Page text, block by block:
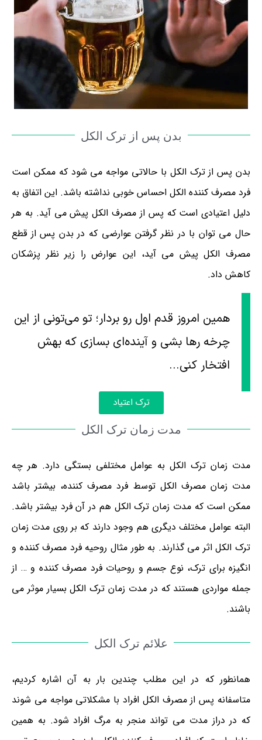
بدن پس از ترک الکل
بدن پس از ترک الکل با حالاتی مواجه می شود که ممکن است
فرد مصرف کننده الکل احساس خوبی نداشته باشد. این اتفاق به
دلیل اعتیادی است که پس از مصرف الکل پیش می آید. به هر
حال می توان با در نظر گرفتن عوارضی که در بدن پس از قطع
مصرف الکل پیش می آید، این عوارض را زیر نظر پزشکان
کاهش داد.
همین امروز قدم اول رو بردار؛ تو می‌تونی از این
چرخه رها بشی و آینده‌ای بسازی که بهش
افتخار کنی...
ترک اعتیاد
مدت زمان ترک الکل
مدت زمان ترک الکل به عوامل مختلفی بستگی دارد. هر چه
مدت زمان مصرف الکل توسط فرد مصرف کننده، بیشتر باشد
ممکن است که مدت زمان ترک الکل هم در آن فرد بیشتر باشد.
البته عوامل مختلف دیگری هم وجود دارند که بر روی مدت زمان
ترک الکل اثر می گذارند. به طور مثال روحیه فرد مصرف کننده و
انگیزه برای ترک، نوع جسم و روحیات فرد مصرف کننده و … از
جمله مواردی هستند که در مدت زمان ترک الکل بسیار موثر می
باشند.
علائم ترک الکل
همانطور که در این مطلب چندین بار به آن اشاره کردیم،
متاسفانه پس از مصرف الکل افراد با مشکلاتی مواجه می شوند
که در دراز مدت می تواند منجر به مرگ افراد شود. به همین